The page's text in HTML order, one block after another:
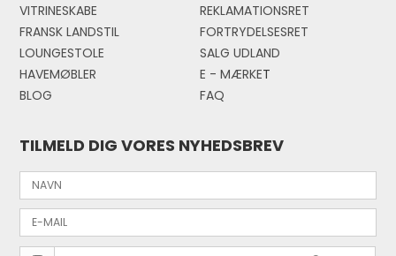
VITRINESKABE
FRANSK LANDSTIL
LOUNGESTOLE
HAVEMØBLER
BLOG
REKLAMATIONSRET
FORTRYDELSESRET
SALG UDLAND
E - MÆRKET
FAQ
TILMELD DIG VORES NYHEDSBREV